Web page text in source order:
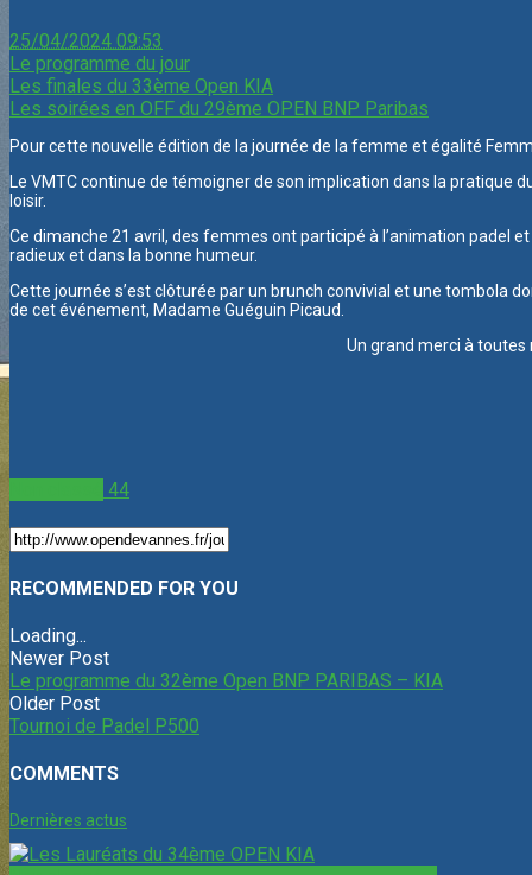
25/04/2024 09:53
Le programme du jour
Les finales du 33ème Open KIA
Les soirées en OFF du 29ème OPEN BNP Paribas
Pour cette nouvelle édition de la journée de la femme et égalité
Le VMTC continue de témoigner de son implication dans la pratique
loisir.
Ce dimanche 21 avril, des femmes ont participé à l’animation padel
radieux et dans la bonne humeur.
Cette journée s’est clôturée par un brunch convivial et une tombola
de cet événement, Madame Guéguin Picaud.
Un grand merci à
44
RECOMMENDED FOR YOU
Loading...
Newer Post
Le programme du 32ème Open BNP PARIBAS – KIA
Older Post
Tournoi de Padel P500
COMMENTS
Dernières actus